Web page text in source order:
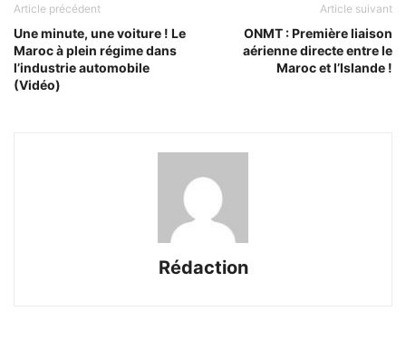
Article précédent
Une minute, une voiture ! Le
Maroc à plein régime dans
l’industrie automobile
(Vidéo)
Article suivant
ONMT : Première liaison
aérienne directe entre le
Maroc et l’Islande !
Rédaction